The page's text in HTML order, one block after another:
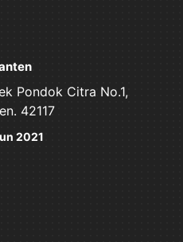
Pondok Citra No.1,
42117
2021